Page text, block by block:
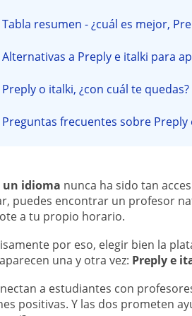
Tabla resumen - ¿cuál es mejor,
Alternativas a Preply e italki para
Preply o italki, ¿con cuál te quedas?
Preguntas frecuentes sobre Preply
un idioma nunca ha sido tan
puedes encontrar un profesor
a tu propio horario.
por eso, elegir bien la
una y otra vez: Preply e
a estudiantes con
positivas. Y las dos prometen